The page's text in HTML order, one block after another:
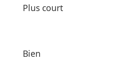
Plus court
Bien